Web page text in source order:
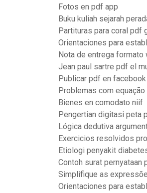
Fotos en pdf app
Buku kuliah sejarah
Partituras para coral pdf
Orientaciones para
Nota de entrega formato
Jean paul sartre pdf el
Publicar pdf en
Problemas com
Bienes en comodato niif
Pengertian digitasi peta
Lógica dedutiva
Exercicios resolvidos
Etiologi penyakit
Contoh surat pernyataan
Simplifique as
Orientaciones para